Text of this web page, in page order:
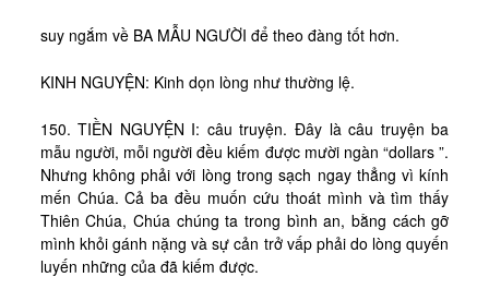
suy ngắm về BA MẪU NGƯỜI để theo đàng tốt hơn.
KINH NGUYỆN: Kinh dọn lòng như thường lệ.
150. TIỀN NGUYỆN I: câu truyện. Đây là câu truyện ba
mẫu người, mỗi người đều kiếm được mười ngàn “dollars ”.
Nhưng không phải với lòng trong sạch ngay thẳng vì kính
mến Chúa. Cả ba đều muốn cứu thoát mình và tìm thấy
Thiên Chúa, Chúa chúng ta trong bình an, bằng cách gỡ
mình khỏi gánh nặng và sự cản trở vấp phải do lòng quyến
luyến những của đã kiếm được.